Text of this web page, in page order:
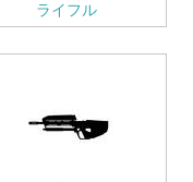
ライフル